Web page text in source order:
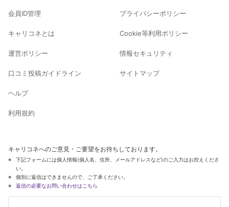
会員ID管理
キャリコネとは
運営ポリシー
口コミ投稿ガイドライン
ヘルプ
利用規約
プライバシーポリシー
Cookie等利用ポリシー
情報セキュリティ
サイトマップ
キャリコネへのご意見・ご要望をお待ちしております。
下記フォームには個人情報(個人名、住所、メールアドレスなど)のご入力はお控えくださ
い。
個別に返信はできませんので、ご了承ください。
返信の必要なお問い合わせはこちら